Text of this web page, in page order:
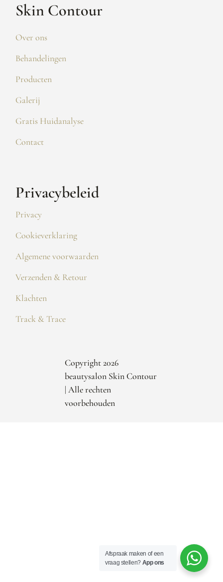
Skin Contour
Over ons
Behandelingen
Producten
Galerij
Gratis Huidanalyse
Contact
Privacybeleid
Privacy
Cookieverklaring
Algemene voorwaarden
Verzenden & Retour
Klachten
Track & Trace
Copyright 2026
beautysalon Skin Contour
| Alle rechten
voorbehouden
Afspraak maken of een
vraag stellen? App ons